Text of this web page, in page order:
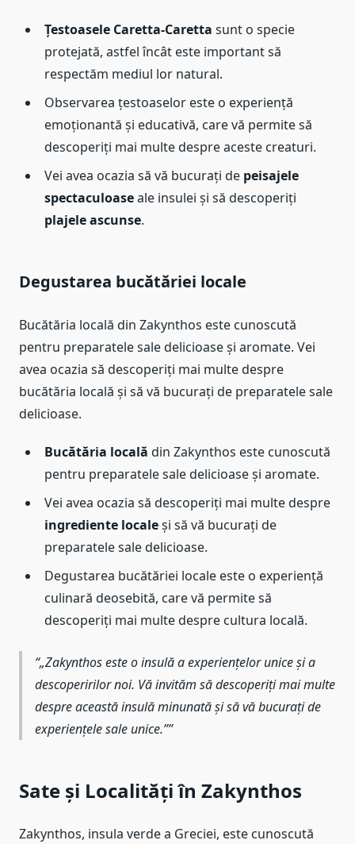
Țestoasele Caretta-Caretta sunt o specie
protejată, astfel încât este important să
respectăm mediul lor natural.
Observarea țestoaselor este o experiență
emoționantă și educativă, care vă permite să
descoperiți mai multe despre aceste creaturi.
Vei avea ocazia să vă bucurați de peisajele
spectaculoaseale insulei și să descoperiți
plajele ascunse.
Degustarea bucătăriei locale
Bucătăria locală din Zakynthos este cunoscută
pentru preparatele sale delicioase și aromate. Vei
avea ocazia să descoperiți mai multe despre
bucătăria locală și să vă bucurați de preparatele sale
delicioase.
Bucătăria locală din Zakynthos este cunoscută
pentru preparatele sale delicioase și aromate.
Vei avea ocazia să descoperiți mai multe despre
ingrediente localeși să vă bucurați de
preparatele sale delicioase.
Degustarea bucătăriei locale este o experiență
culinară deosebită, care vă permite să
descoperiți mai multe despre cultura locală.
„Zakynthos este o insulă a experiențelor unice și a
descoperirilor noi. Vă invităm să descoperiți mai multe
despre această insulă minunată și să vă bucurați de
experiențele sale unice.”
Sate și Localități în Zakynthos
Zakynthos, insula verde a Greciei, este cunoscută